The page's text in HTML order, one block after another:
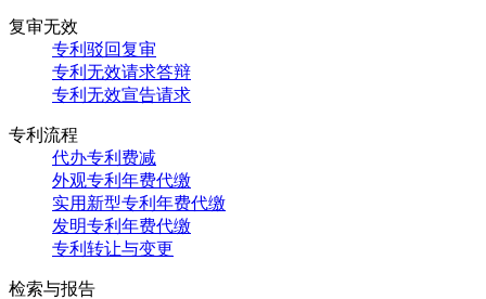
复审无效
专利驳回复审
专利无效请求答辩
专利无效宣告请求
专利流程
代办专利费减
外观专利年费代缴
实用新型专利年费代缴
发明专利年费代缴
专利转让与变更
检索与报告